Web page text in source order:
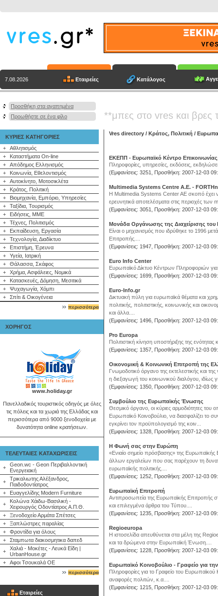
7.08.2026 Εταιρείες Κατάλογος
Προσθήκη στα αγαπημένα
Προωθήστε σε ένα φίλο
**μπες στο vres και βρες
ΚΥΡΙΕΣ ΚΑΤΗΓΟΡΙΕΣ
+
Αθλητισμός
+
Καταστήματα On-line
+
Απόδημος Ελληνισμός
+
Κοινωνία, Εθελοντισμός
+
Αυτοκίνητο, Μοτοσικλέτα
+
Κράτος, Πολιτική
+
Βιομηχανία, Εμπόριο, Υπηρεσίες
+
Ταξίδια, Τουρισμός
+
Ειδήσεις, ΜΜΕ
+
Τέχνες, Πολιτισμός
+
Εκπαίδευση, Εργασία
+
Τεχνολογία, Διαδίκτυο
+
Επιστήμη, Έρευνα
+
Υγεία, Ιατρική
+
Θάλασσα, Σκάφος
+
Χρήμα, Ασφάλειες, Νομικά
+
Κατασκευές, Δόμηση, Μεσιτικά
+
Ψυχαγωγία, Χόμπι
+
Σπίτι & Οικογένεια
περισσότερα
ΧΟΡΗΓΟΣ
www.holiday.gr
Πανελλαδικός τουριστικός οδηγός με όλες
τις πόλεις και τα χωριά της Ελλάδας και
περισσότερα από 9000 ξενοδοχεία με
δυνατότητα online κρατήσεων.
ΤΕΛΕΥΤΑΙΕΣ ΚΑΤΑΧΩΡΙΣΕΙΣ
+
Geon.wc - Geon Περιβαλλοντική
Ενεργειακή
+
Τρικαλιωτης Αλέξανδρος,
Παιδοδοντίατρος
+
Ευαγγελίδης Modern Furniture
+
Κολώνα Χάιδω-Βασιλική -
Χειρουργός Οδοντίατρος Α.Π.Θ.
+
Ξενοδοχείο Αρμάτα Σπέτσες
+
Ξαπλώστρες παραλίας
+
Φροντίδα για όλους
+
Σταμπωτα διακοσμητικα δαπεδ
+
Χαλιά - Μοκέτες - Λευκά Είδη |
UrbanHouse.gr
+
Αφοι Τσουκαλά ΟΕ
περισσότερα
Εταιρείες
Vres directory / Κράτος, Πολιτική /
ΕΚΕΠΠ - Ευρωπαϊκό Κέντρο
Πληροφορίες, υπηρεσίες, εκδόσεις,
(Εμφανίσεις: 3251, Προσθήκη: 2007-12-03
Multimedia Systems Centre A.E. -
Η Multimedia Systems Center AE σκοπό έχει
ερευνητικά αποτελέσματα στις περιοχές
(Εμφανίσεις: 3051, Προσθήκη: 2007-12-03
Μονάδα Οργάνωσης της Διαχείρισης του
Είναι ο μηχανισμός που ιδρύθηκε το 1996
Eπιτροπής....
(Εμφανίσεις: 1947, Προσθήκη: 2007-12-03
Euro Info Center
Ευρωπαϊκό Δίκτυο Κέντρων Πληροφοριών για
(Εμφανίσεις: 1699, Προσθήκη: 2007-12-03
Euro-Info.gr
Δικτυακή πύλη για ευρωπαϊκά θέματα και
πολιτικής, πολιτιστικής, κοινωνικής και
και άλλα....
(Εμφανίσεις: 1496, Προσθήκη: 2007-12-03
Pro Europa
Πολιτιστική κίνηση υποστήριξης της
(Εμφανίσεις: 1357, Προσθήκη: 2007-12-03
Οικονομική & Κοινωνική Επιτροπή της
Γνωμοδοτικό όργανο της εκτελεστικής και
η διεξαγωγή του κοινωνικού διαλόγου, ιδίως
(Εμφανίσεις: 1350, Προσθήκη: 2007-12-03
Συμβούλιο της Ευρωπαϊκής Ένωσης
Θεσμικό όργανο, οι κύριες αρμοδιότητες του
Ευρωπαϊκό Κοινοβούλιο, να διασφαλίζει το
εγκρίνει τον προϋπολογισμό της κοιν...
(Εμφανίσεις: 1328, Προσθήκη: 2007-12-03
Η Φωνή σας στην Ευρώπη
«Ενιαίο σημείο πρόσβασης» της Ευρωπαϊκής
άλλων εργαλείων που σας παρέχουν τη
ευρωπαϊκής πολιτικής....
(Εμφανίσεις: 1252, Προσθήκη: 2007-12-03
Ευρωπαϊκή Επιτροπή
Αντιπροσωπεία της Ευρωπαϊκής Επιτροπής
και επιλεγμένα άρθρα του Τύπου....
(Εμφανίσεις: 1235, Προσθήκη: 2007-12-03
Regioeuropa
Η ιστοσελίδα απευθύνεται στα μέλη της
και τα δρώμενα στην Ευρωπαϊκή Ένωση....
(Εμφανίσεις: 1228, Προσθήκη: 2007-12-03
Ευρωπαϊκό Κοινοβούλιο - Γραφείο για
Πληροφορίες για το Γραφείο του
αναφορές πολιτών, κ.α....
(Εμφανίσεις: 1215, Προσθήκη: 2007-12-03